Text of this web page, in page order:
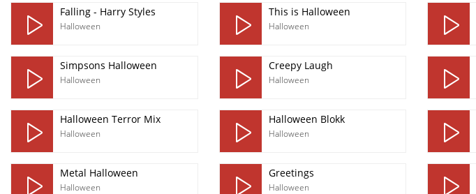
Falling - Harry Styles
Halloween
This is Halloween
Halloween
Simpsons Halloween
Halloween
Creepy Laugh
Halloween
Halloween Terror Mix
Halloween
Halloween Blokk
Halloween
Metal Halloween
Halloween
Greetings
Halloween